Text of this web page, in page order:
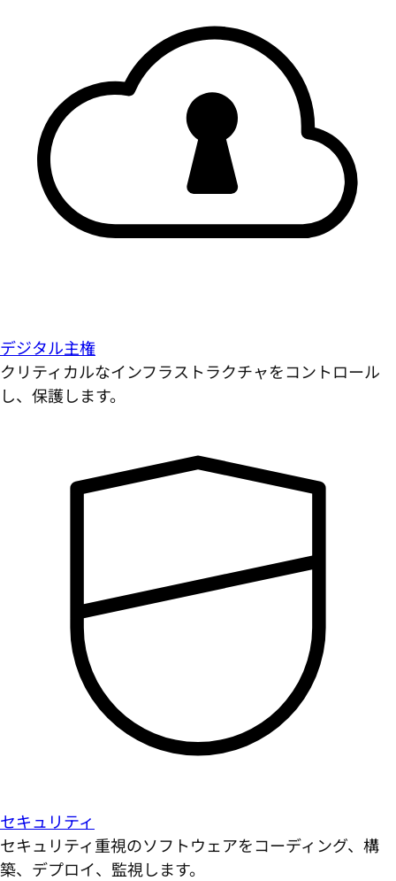
デジタル主権
クリティカルなインフラストラクチャをコントロール
し、保護します。
セキュリティ
セキュリティ重視のソフトウェアをコーディング、構
築、デプロイ、監視します。